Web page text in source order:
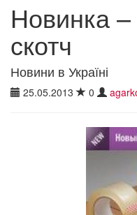
Новинка
скотч
Новини в Україні
25.05.2013 0